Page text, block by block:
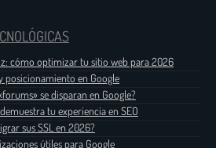
cómo optimizar tu sitio web para 2026
posicionamiento en Google
se disparan en Google?
tu experiencia en SEO
sus SSL en 2026?
útiles para Google